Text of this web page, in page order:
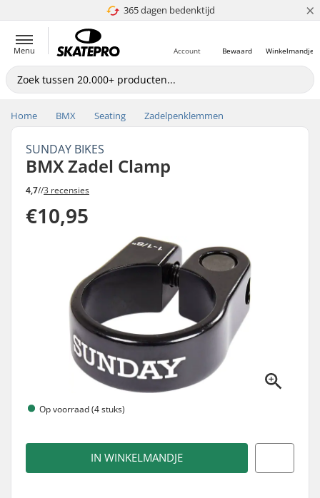
365 dagen bedenktijd
4.8 van 5 ×
Menu Winkelmandje
Bewaard
Account
Home BMX Seating Zadelpenklemmen
SUNDAY BIKES
BMX Zadel Clamp
4,7//3 recensies
€10,95
Op voorraad (4 stuks)
IN WINKELMANDJE